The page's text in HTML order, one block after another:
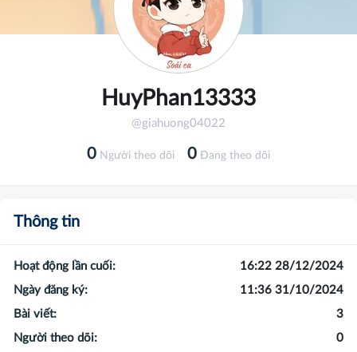
HuyPhan13333
@giahuong04022
0 Người theo dõi 0 Đang theo dõi
Thông tin
Hoạt động lần cuối:
16:22 28/12/2024
Ngày đăng ký:
11:36 31/10/2024
Bài viết:
3
Người theo dõi:
0